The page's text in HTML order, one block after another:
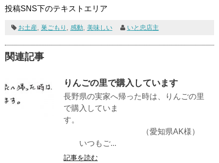
投稿SNS下のテキストエリア
お土産 巣ごもり 感動, 美味しい いと忠店主
関連記事
りんごの里で購入しています
長野県の実家へ帰った時は、りんごの里
で購入していま
す。
（愛知県AK様）
いつもご...
記事を読む